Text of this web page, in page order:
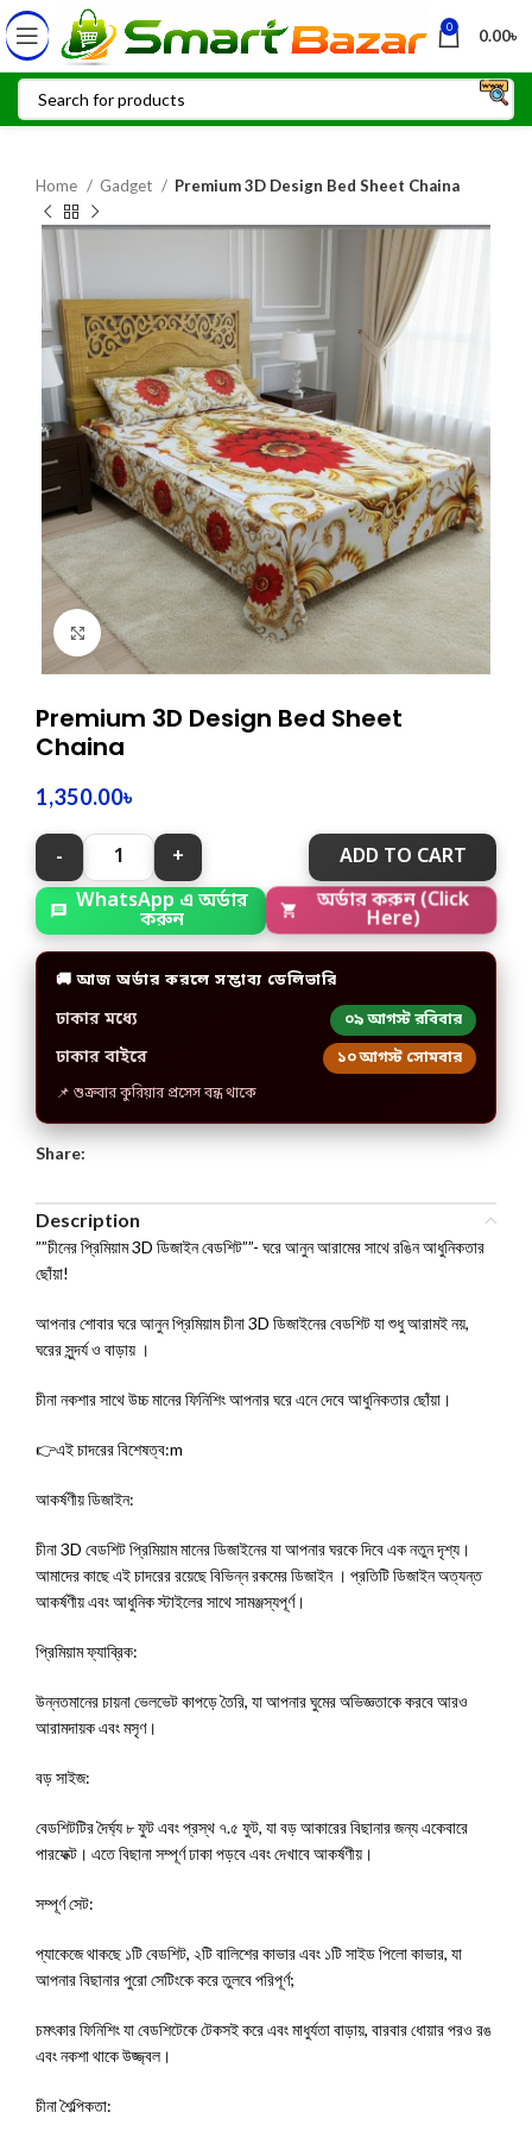
0 0.00৳
Home Gadget Premium 3D Design Bed Sheet Chaina
Click to enlarge
Premium 3D Design Bed Sheet
Chaina
1,350.00৳
ADD TO CART
WhatsApp এ অর্ডার
করুন
অর্ডার করুন (Click
Here)
🚚 আজ অর্ডার করলে সম্ভাব্য ডেলিভারি
ঢাকার মধ্যে ০৯ আগস্ট রবিবার
ঢাকার বাইরে ১০ আগস্ট সোমবার
📌 শুক্রবার কুরিয়ার প্রসেস বন্ধ থাকে
Share:
Description
””চীনের প্রিমিয়াম 3D ডিজাইন বেডশিট””- ঘরে আনুন আরামের সাথে রঙিন আধুনিকতার
ছোঁয়া!
আপনার শোবার ঘরে আনুন প্রিমিয়াম চীনা 3D ডিজাইনের বেডশিট যা শুধু আরামই নয়,
ঘরের সুন্দর্য ও বাড়ায় ।
চীনা নকশার সাথে উচ্চ মানের ফিনিশিং আপনার ঘরে এনে দেবে আধুনিকতার ছোঁয়া।
👉এই চাদরের বিশেষত্ব:m
আকর্ষণীয় ডিজাইন:
চীনা 3D বেডশিট প্রিমিয়াম মানের ডিজাইনের যা আপনার ঘরকে দিবে এক নতুন দৃশ্য।
আমাদের কাছে এই চাদরের রয়েছে বিভিন্ন রকমের ডিজাইন । প্রতিটি ডিজাইন অত্যন্ত
আকর্ষণীয় এবং আধুনিক স্টাইলের সাথে সামঞ্জস্যপূর্ণ।
প্রিমিয়াম ফ্যাব্রিক:
উন্নতমানের চায়না ভেলভেট কাপড়ে তৈরি, যা আপনার ঘুমের অভিজ্ঞতাকে করবে আরও
আরামদায়ক এবং মসৃণ।
বড় সাইজ:
বেডশিটটির দৈর্ঘ্য ৮ ফুট এবং প্রস্থ ৭.৫ ফুট, যা বড় আকারের বিছানার জন্য একেবারে
পারফেক্ট। এতে বিছানা সম্পূর্ণ ঢাকা পড়বে এবং দেখাবে আকর্ষণীয়।
সম্পূর্ণ সেট:
প্যাকেজে থাকছে ১টি বেডশিট, ২টি বালিশের কাভার এবং ১টি সাইড পিলো কাভার, যা
আপনার বিছানার পুরো সেটিংকে করে তুলবে পরিপূর্ণ;
চমৎকার ফিনিশিং যা বেডশিটেকে টেকসই করে এবং মাধুর্যতা বাড়ায়, বারবার ধোয়ার পরও রঙ
এবং নকশা থাকে উজ্জ্বল।
চীনা শৈল্পিকতা: